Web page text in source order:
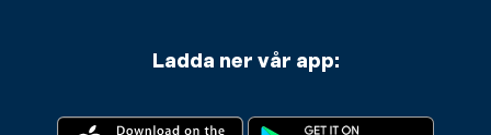
Ladda ner vår app: